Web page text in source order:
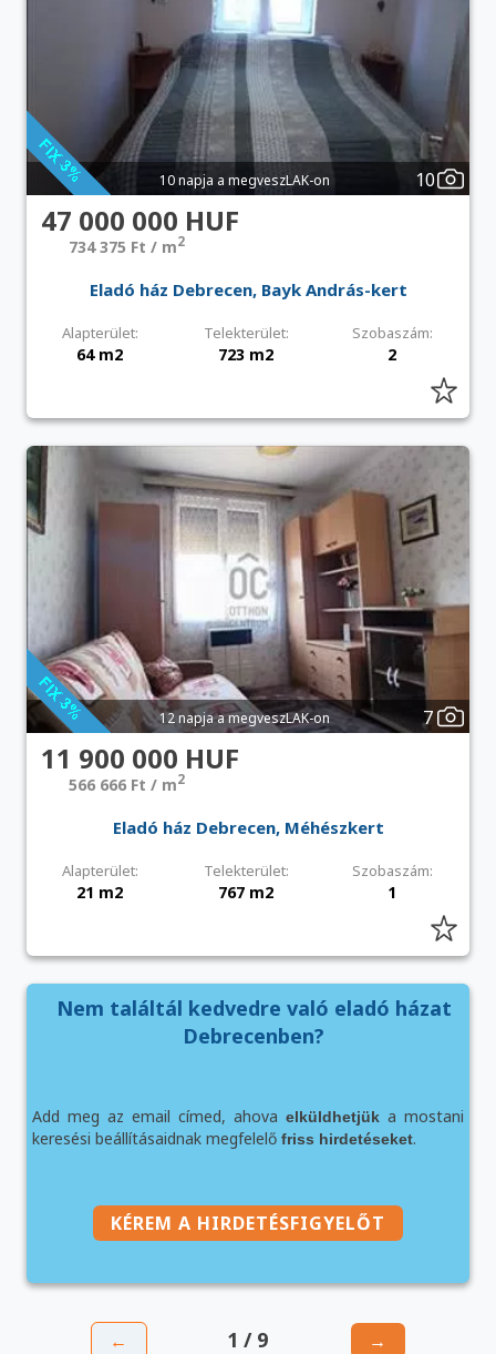
10 napja a megveszLAK-on 10
47 000 000 HUF
734 375 Ft / m2
Eladó ház Debrecen, Bayk András-kert
Alapterület: Telekterület: Szobaszám:
64 m2 723 m2 2
12 napja a megveszLAK-on 7
11 900 000 HUF
566 666 Ft / m2
Eladó ház Debrecen, Méhészkert
Alapterület: Telekterület: Szobaszám:
21 m2 767 m2 1
Nem találtál kedvedre való eladó házat
Debrecenben?
Add meg az email címed, ahova elküldhetjük a mostani
keresési beállításaidnak megfelelő friss hirdetéseket.
KÉREM A HIRDETÉSFIGYELŐT
← 1 / 9 →